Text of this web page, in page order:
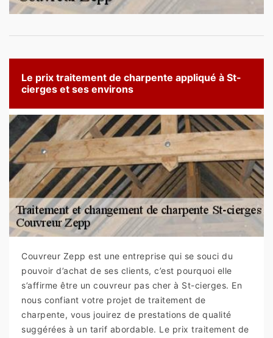
Le prix traitement de charpente appliqué à St-
cierges et ses environs
Couvreur Zepp est une entreprise qui se souci du
pouvoir d’achat de ses clients, c’est pourquoi elle
s’affirme être un couvreur pas cher à St-cierges. En
nous confiant votre projet de traitement de
charpente, vous jouirez de prestations de qualité
suggérées à un tarif abordable. Le prix traitement de